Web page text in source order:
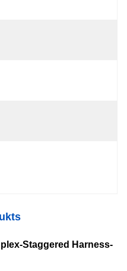
Staggered Harness-